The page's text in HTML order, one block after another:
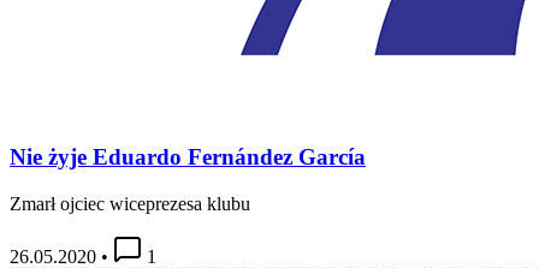
Nie żyje Eduardo Fernández García
Zmarł ojciec wiceprezesa klubu
26.05.2020 • 1